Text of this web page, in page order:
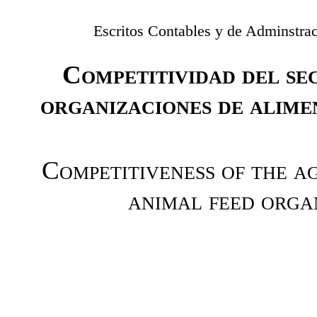
Escritos Contables y de
Competitividad del
organizaciones de
Competitiveness of the
animal feed